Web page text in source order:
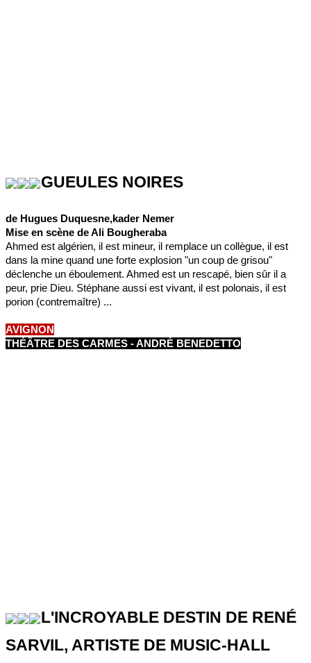
GUEULES NOIRES
de Hugues Duquesne,kader Nemer
Mise en scène de Ali Bougheraba
Ahmed est algérien, il est mineur, il remplace un collègue, il est
dans la mine quand une forte explosion "un coup de grisou"
déclenche un éboulement. Ahmed est un rescapé, bien sûr il a
peur, prie Dieu. Stéphane aussi est vivant, il est polonais, il est
porion (contremaître) ...
AVIGNON
THÉÂTRE DES CARMES - ANDRÉ BENEDETTO
L'INCROYABLE DESTIN DE RENÉ
SARVIL, ARTISTE DE MUSIC-HALL